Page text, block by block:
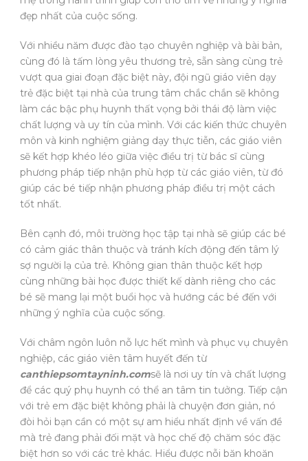
đẹp nhất của cuộc sống.
Với nhiều năm được đào tạo chuyên nghiệp và bài bản,
cùng đó là tấm lòng yêu thương trẻ, sẵn sàng cùng trẻ
vượt qua giai đoạn đặc biệt này, đội ngũ giáo viên dạy
trẻ đặc biệt tại nhà của trung tâm chắc chắn sẽ không
làm các bậc phụ huynh thất vọng bởi thái độ làm việc
chất lượng và uy tín của mình. Với các kiến thức chuyên
môn và kinh nghiệm giảng dạy thực tiễn, các giáo viên
sẽ kết hợp khéo léo giữa việc điều trị từ bác sĩ cùng
phương pháp tiếp nhận phù hợp từ các giáo viên, từ đó
giúp các bé tiếp nhận phương pháp điều trị một cách
tốt nhất.
Bên cạnh đó, môi trường học tập tại nhà sẽ giúp các bé
có cảm giác thân thuộc và tránh kích động đến tâm lý
sợ người lạ của trẻ. Không gian thân thuộc kết hợp
cùng những bài học được thiết kế dành riêng cho các
bé sẽ mang lại một buổi học và hướng các bé đến với
những ý nghĩa của cuộc sống.
Với châm ngôn luôn nỗ lực hết mình và phục vụ chuyên
nghiệp, các giáo viên tâm huyết đến từ
canthiepsomtayninh.comsẽ là nơi uy tín và chất lượng
để các quý phụ huynh có thể an tâm tin tưởng. Tiếp cận
với trẻ em đặc biệt không phải là chuyện đơn giản, nó
đòi hỏi bạn cần có một sự am hiểu nhất định về vấn đề
mà trẻ đang phải đối mặt và học chế độ chăm sóc đặc
biệt hơn so với các trẻ khác. Hiểu được nỗi băn khoăn